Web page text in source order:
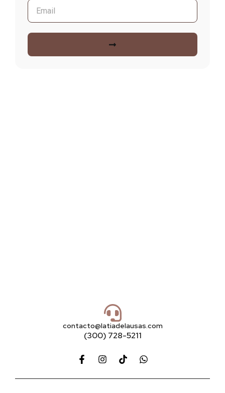
contacto@latiadelausas.com
(300) 728-5211